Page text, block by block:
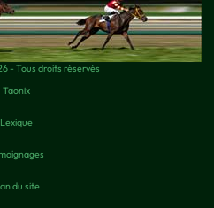
- Tous droits réservés
Taonix
Lexique
du site